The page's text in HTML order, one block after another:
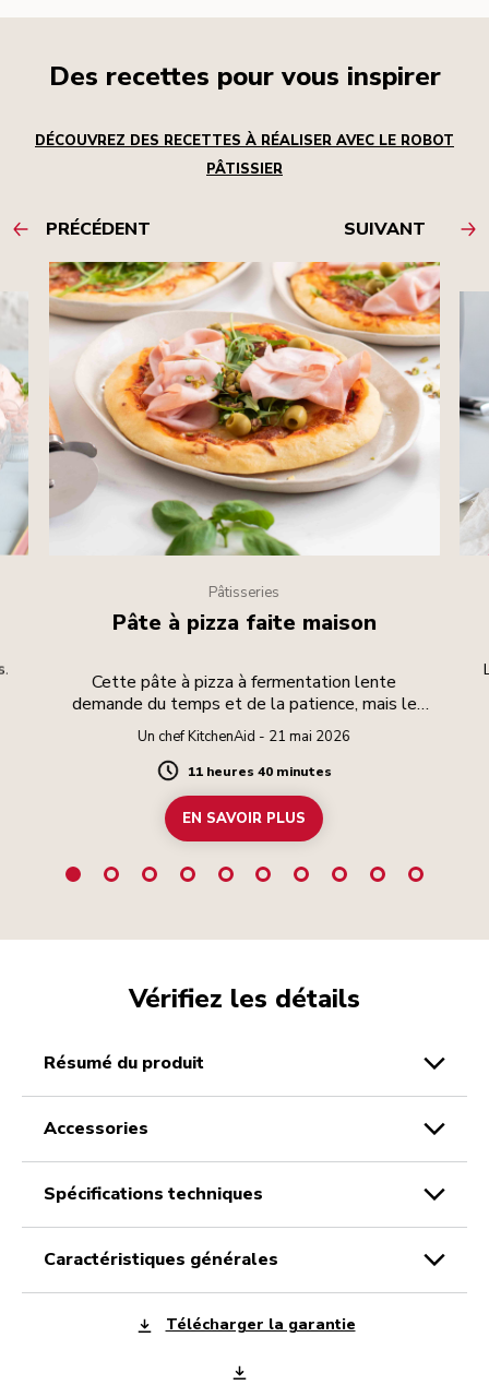
Des recettes pour vous inspirer
DÉCOUVREZ DES RECETTES À RÉALISER AVEC LE ROBOT
PÂTISSIER
PRÉCÉDENT SUIVANT
Pâtisseries
Pâte à pizza faite maison
Cette pâte à pizza à fermentation lente
demande du temps et de la patience, mais le
résultat en vaut la peine.
Un chef KitchenAid - 21 mai 2026
Duration
11 heures 40 minutes
EN SAVOIR PLUS
Vérifiez les détails
résumé du produit
accessories
spécifications techniques
caractéristiques générales
Télécharger la garantie